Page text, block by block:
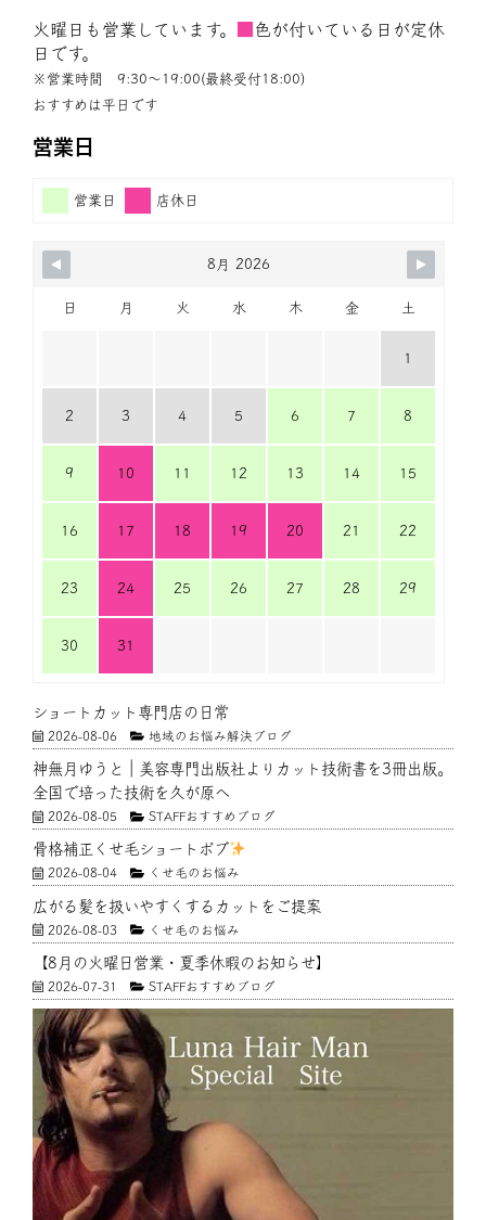
火曜日も営業しています。
色が付いている日が定休
日です。
※営業時間 9:30〜19:00(最終受付18:00)
おすすめは平日です
営業日
営業日 店休日
8月 2026
日 月 火 水 木 金 土
1
2 3 4 5 6 7 8
9 10 11 12 13 14 15
16 17 18 19 20 21 22
23 24 25 26 27 28 29
30 31
ショートカット専門店の日常
2026-08-06 地域のお悩み解決ブログ
神無月ゆうと｜美容専門出版社よりカット技術書を3冊出版。
全国で培った技術を久が原へ
2026-08-05 STAFFおすすめブログ
骨格補正くせ毛ショートボブ
2026-08-04 くせ毛のお悩み
広がる髪を扱いやすくするカットをご提案
2026-08-03 くせ毛のお悩み
【8月の火曜日営業・夏季休暇のお知らせ】
2026-07-31 STAFFおすすめブログ